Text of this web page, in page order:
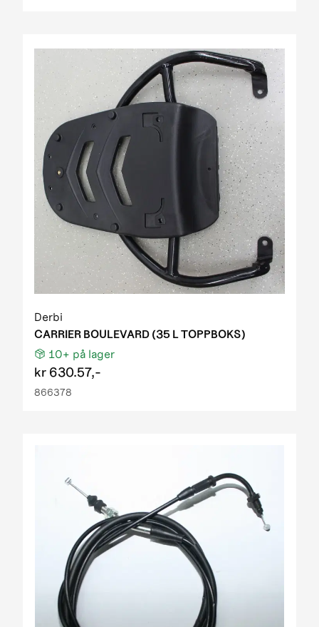
Derbi
CARRIER BOULEVARD (35 L TOPPBOKS)
10+ på lager
kr 630.57,-
866378